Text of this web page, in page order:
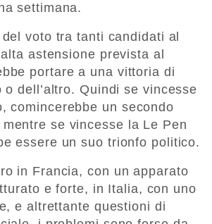
settimana.
voto tra tanti candidati al
astensione prevista al
portare a una vittoria di
o dell’altro. Quindi se vincesse
comincerebbe un secondo
se vincesse la Le Pen
essere un suo trionfo politico.
in Francia, con un apparato
e forte, in Italia, con uno
e altrettante questioni di